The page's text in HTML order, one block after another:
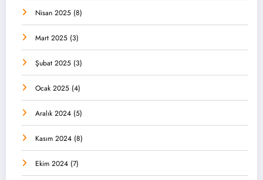
Nisan 2025 (8)
Mart 2025 (3)
Şubat 2025 (3)
Ocak 2025 (4)
Aralık 2024 (5)
Kasım 2024 (8)
Ekim 2024 (7)